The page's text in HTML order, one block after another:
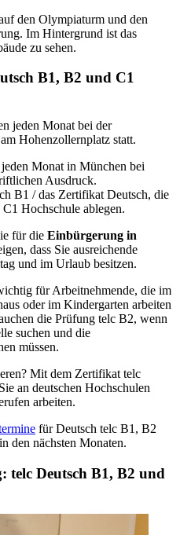
B1, B2 und C1
jeden Monat bei der
Hohenzollernplatz statt.
B1 / das Zertifikat Deutsch, die
Hochschule ablegen.
für die Einbürgerung in
dass Sie ausreichende
und im Urlaub besitzen.
für Arbeitnehmende, die im
oder im Kindergarten arbeiten
die Prüfung telc B2, wenn
suchen und die
müssen.
Mit dem Zertifikat telc
an deutschen Hochschulen
arbeiten.
für Deutsch telc B1, B2
den nächsten Monaten.
telc Deutsch B1, B2 und